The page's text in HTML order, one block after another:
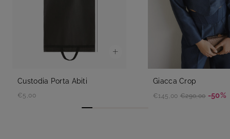
Custodia Porta Abiti
€5,00
Giacca Crop
€145,00 €290,00 -50%